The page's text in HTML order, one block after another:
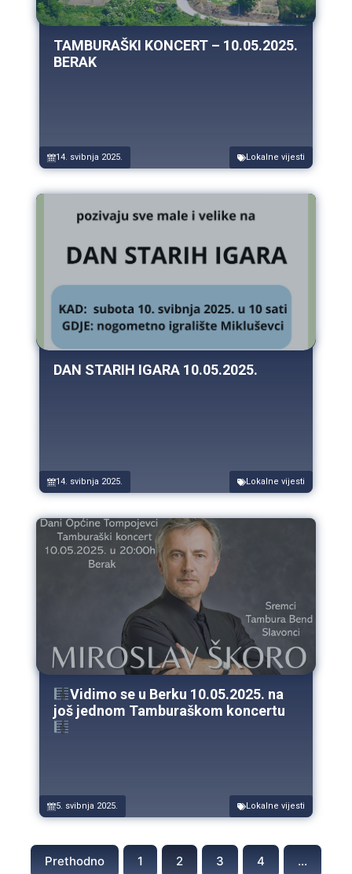
TAMBURAŠKI KONCERT – 10.05.2025.
BERAK
14. svibnja 2025. Lokalne vijesti
DAN STARIH IGARA 10.05.2025.
14. svibnja 2025. Lokalne vijesti
Vidimo se u Berku 10.05.2025. na
još jednom Tamburaškom koncertu
5. svibnja 2025. Lokalne vijesti
Prethodno 1 2 3 4 …